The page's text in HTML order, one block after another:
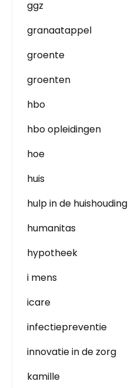
ggz
granaatappel
groente
groenten
hbo
hbo opleidingen
hoe
huis
hulp in de huishouding
humanitas
hypotheek
i mens
icare
infectiepreventie
innovatie in de zorg
kamille